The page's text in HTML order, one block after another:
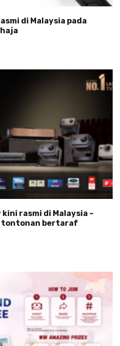
di Malaysia pada
rasmi di Malaysia –
tontonan bertaraf